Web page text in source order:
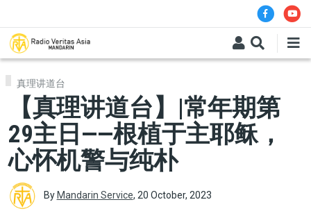
真理讲道台
【真理讲道台】|常年期第
29主日——根植于主耶稣，
心怀机警与纯朴
By Mandarin Service, 20 October, 2023